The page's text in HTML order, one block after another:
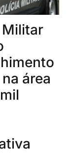
Militar
área